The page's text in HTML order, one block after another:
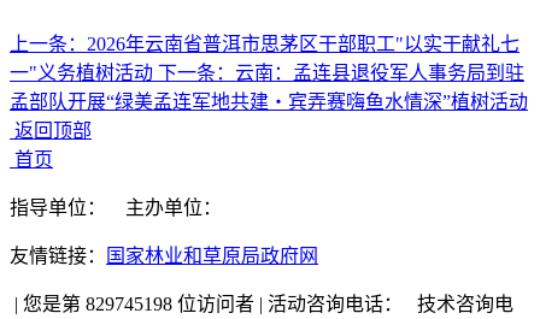
上一条： 2026年云南省普洱市思茅区干部职工"以实干献礼七
一"义务植树活动 下一条： 云南：孟连县退役军人事务局到驻
孟部队开展“绿美孟连军地共建・宾弄赛嗨鱼水情深”植树活动
返回顶部
首页
指导单位： 主办单位：
友情链接： 国家林业和草原局政府网
| 您是第 829745198 位访问者 | 活动咨询电话： 技术咨询电